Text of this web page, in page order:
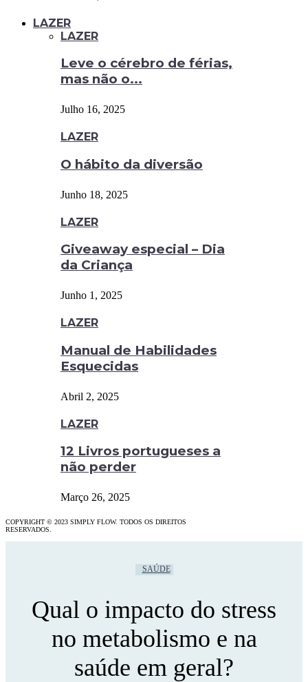
LAZER
LAZER
Leve o cérebro de férias,
mas não o...
Julho 16, 2025
LAZER
O hábito da diversão
Junho 18, 2025
LAZER
Giveaway especial – Dia
da Criança
Junho 1, 2025
LAZER
Manual de Habilidades
Esquecidas
Abril 2, 2025
LAZER
12 Livros portugueses a
não perder
Março 26, 2025
COPYRIGHT © 2023 SIMPLY FLOW. TODOS OS DIREITOS
RESERVADOS.
SAÚDE
Qual o impacto do stress
no metabolismo e na
saúde em geral?